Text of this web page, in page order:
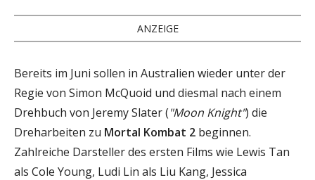
ANZEIGE
Bereits im Juni sollen in Australien wieder unter der
Regie von Simon McQuoid und diesmal nach einem
Drehbuch von Jeremy Slater ("Moon Knight") die
Dreharbeiten zu Mortal Kombat 2 beginnen.
Zahlreiche Darsteller des ersten Films wie Lewis Tan
als Cole Young, Ludi Lin als Liu Kang, Jessica